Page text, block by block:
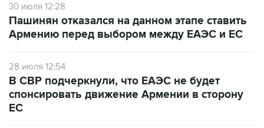
30 июля 12:28
Пашинян отказался на данном этапе ставить
Армению перед выбором между ЕАЭС и ЕС
28 июля 12:54
В СВР подчеркнули, что ЕАЭС не будет
спонсировать движение Армении в сторону
ЕС